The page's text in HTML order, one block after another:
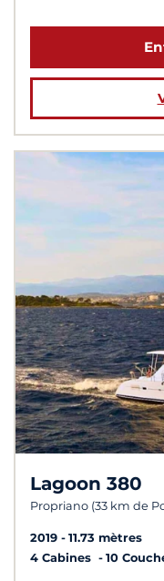
Lagoon 380
Propriano (33 km de
2019
11.73 mètres
4 Cabines
10